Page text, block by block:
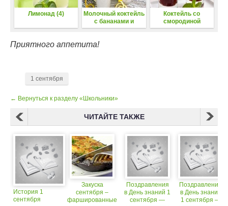
Лимонад (4)
Молочный коктейль
с бананами и
орехами
Коктейль со
смородиной
Приятного аппетита!
1 сентября
← Вернуться к разделу «Школьники»
ЧИТАЙТЕ ТАКЖЕ
История 1
сентября
Закуска
сентября –
фаршированные
Поздравления
в День знаний 1
сентября —
Поздравления
в День знаний
1 сентября —